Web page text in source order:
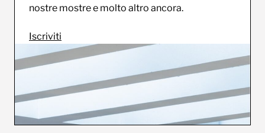
nostre mostre e molto altro ancora.
Iscriviti